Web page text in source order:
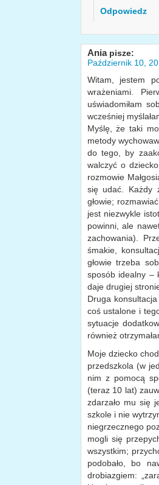
Odpowiedz
Ania pisze:
Październik 10,
Witam, jestem
wrażeniami.
uświadomiłam
wcześniej
Myślę, że taki
metody
do tego, by
walczyć o
rozmowie
się udać. Każdy
głowie;
jest niezwykle
powinni, ale
zachowania).
śmakie,
głowie trzeba
sposób idealny –
daje drugiej
Druga
coś ustalone i
sytuacje
również
Moje dziecko
przedszkola (w
nim z pomocą
(teraz 10 lat)
zdarzało mu się
szkole i nie
niegrzecznego
mogli się
wszystkim;
podobało, bo
drobiazgiem: